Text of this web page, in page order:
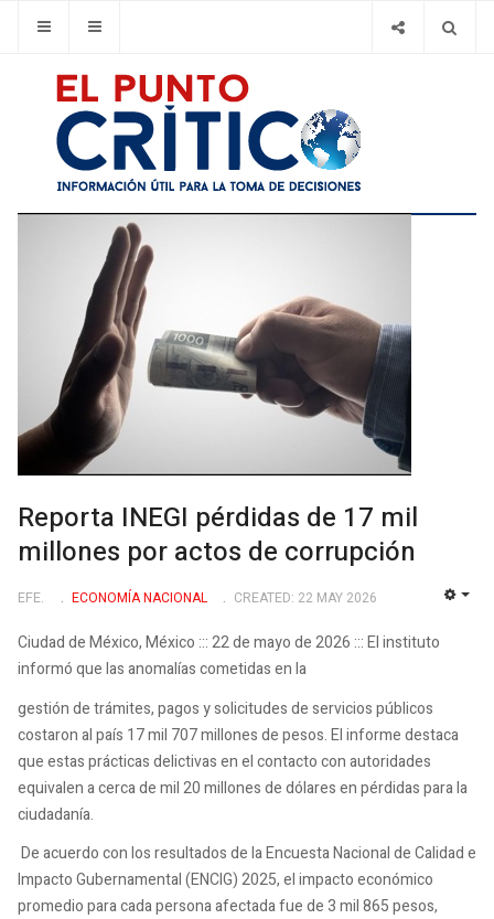
Reporta INEGI pérdidas de 17 mil
millones por actos de corrupción
EFE. ECONOMÍ­A NACIONAL CREATED: 22 MAY 2026
Ciudad de México, México ::: 22 de mayo de 2026 ::: El instituto
informó que las anomalías cometidas en la
gestión de trámites, pagos y solicitudes de servicios públicos
costaron al país 17 mil 707 millones de pesos. El informe destaca
que estas prácticas delictivas en el contacto con autoridades
equivalen a cerca de mil 20 millones de dólares en pérdidas para la
ciudadanía.
De acuerdo con los resultados de la Encuesta Nacional de Calidad e
Impacto Gubernamental (ENCIG) 2025, el impacto económico
promedio para cada persona afectada fue de 3 mil 865 pesos,